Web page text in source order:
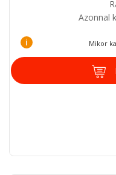
Azonnal
i Mikor